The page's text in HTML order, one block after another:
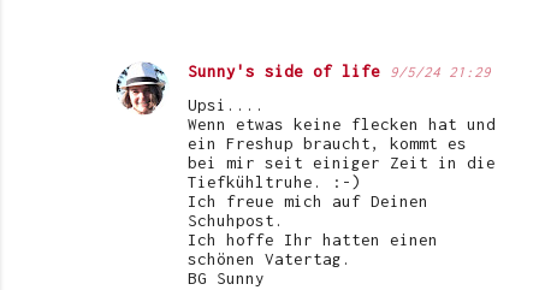
Sunny's side of life 9/5/24 21:29
Upsi....
Wenn etwas keine flecken hat und
ein Freshup braucht, kommt es
bei mir seit einiger Zeit in die
Tiefkühltruhe. :-)
Ich freue mich auf Deinen
Schuhpost.
Ich hoffe Ihr hatten einen
schönen Vatertag.
BG Sunny